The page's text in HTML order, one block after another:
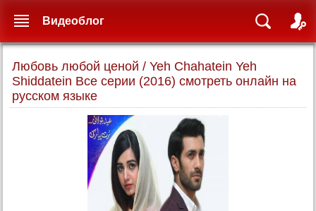
Любовь любой ценой / Yeh Chahatein Yeh
Shiddatein Все серии (2016) смотреть онлайн на
русском языке
Видеоблог